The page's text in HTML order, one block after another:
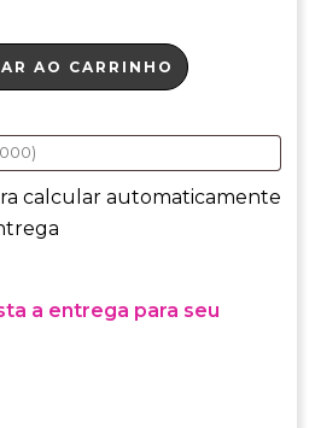
AO CARRINHO
calcular automaticamente
a entrega para seu